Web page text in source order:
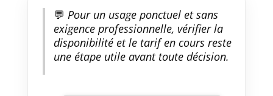
💬 Pour un usage ponctuel et sans
exigence professionnelle, vérifier la
disponibilité et le tarif en cours reste
une étape utile avant toute décision.